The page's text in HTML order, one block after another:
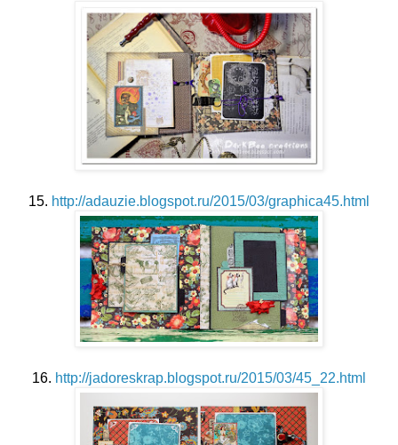
15. http://adauzie.blogspot.ru/2015/03/graphica45.html
16. http://jadoreskrap.blogspot.ru/2015/03/45_22.html